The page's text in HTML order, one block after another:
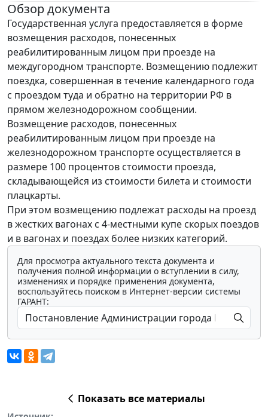
Обзор документа
Государственная услуга предоставляется в форме
возмещения расходов, понесенных
реабилитированным лицом при проезде на
междугородном транспорте. Возмещению подлежит
поездка, совершенная в течение календарного года
с проездом туда и обратно на территории РФ в
прямом железнодорожном сообщении.
Возмещение расходов, понесенных
реабилитированным лицом при проезде на
железнодорожном транспорте осуществляется в
размере 100 процентов стоимости проезда,
складывающейся из стоимости билета и стоимости
плацкарты.
При этом возмещению подлежат расходы на проезд
в жестких вагонах с 4-местными купе скорых поездов
и в вагонах и поездах более низких категорий.
Для просмотра актуального текста документа и
получения полной информации о вступлении в силу,
изменениях и порядке применения документа,
воспользуйтесь поиском в Интернет-версии системы
ГАРАНТ:
Показать все материалы